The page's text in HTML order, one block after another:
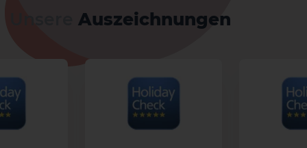
Auszeichnungen